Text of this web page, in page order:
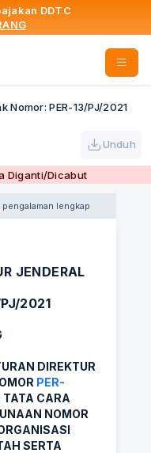
DDTC
Nomor: PER-13/PJ/2021
Unduh
Diganti/Dicabut
lengkap
JENDERAL
2021
DIREKTUR
PER-
TATA CARA
NOMOR
SERTA